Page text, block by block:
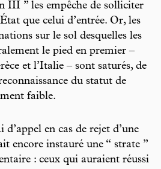
III ” les empêche de solliciter
que celui d’entrée. Or, les
sur le sol desquelles les
le pied en premier –
et l’Italie – sont saturés, de
du statut de
faible.
en cas de rejet d’une
encore instauré une “ strate ”
: ceux qui auraient réussi